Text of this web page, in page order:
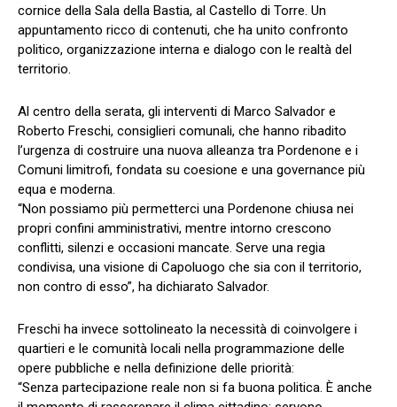
cornice della Sala della Bastia, al Castello di Torre. Un
appuntamento ricco di contenuti, che ha unito confronto
politico, organizzazione interna e dialogo con le realtà del
territorio.
Al centro della serata, gli interventi di Marco Salvador e
Roberto Freschi, consiglieri comunali, che hanno ribadito
l’urgenza di costruire una nuova alleanza tra Pordenone e i
Comuni limitrofi, fondata su coesione e una governance più
equa e moderna.
“Non possiamo più permetterci una Pordenone chiusa nei
propri confini amministrativi, mentre intorno crescono
conflitti, silenzi e occasioni mancate. Serve una regia
condivisa, una visione di Capoluogo che sia con il territorio,
non contro di esso”, ha dichiarato Salvador.
Freschi ha invece sottolineato la necessità di coinvolgere i
quartieri e le comunità locali nella programmazione delle
opere pubbliche e nella definizione delle priorità:
“Senza partecipazione reale non si fa buona politica. È anche